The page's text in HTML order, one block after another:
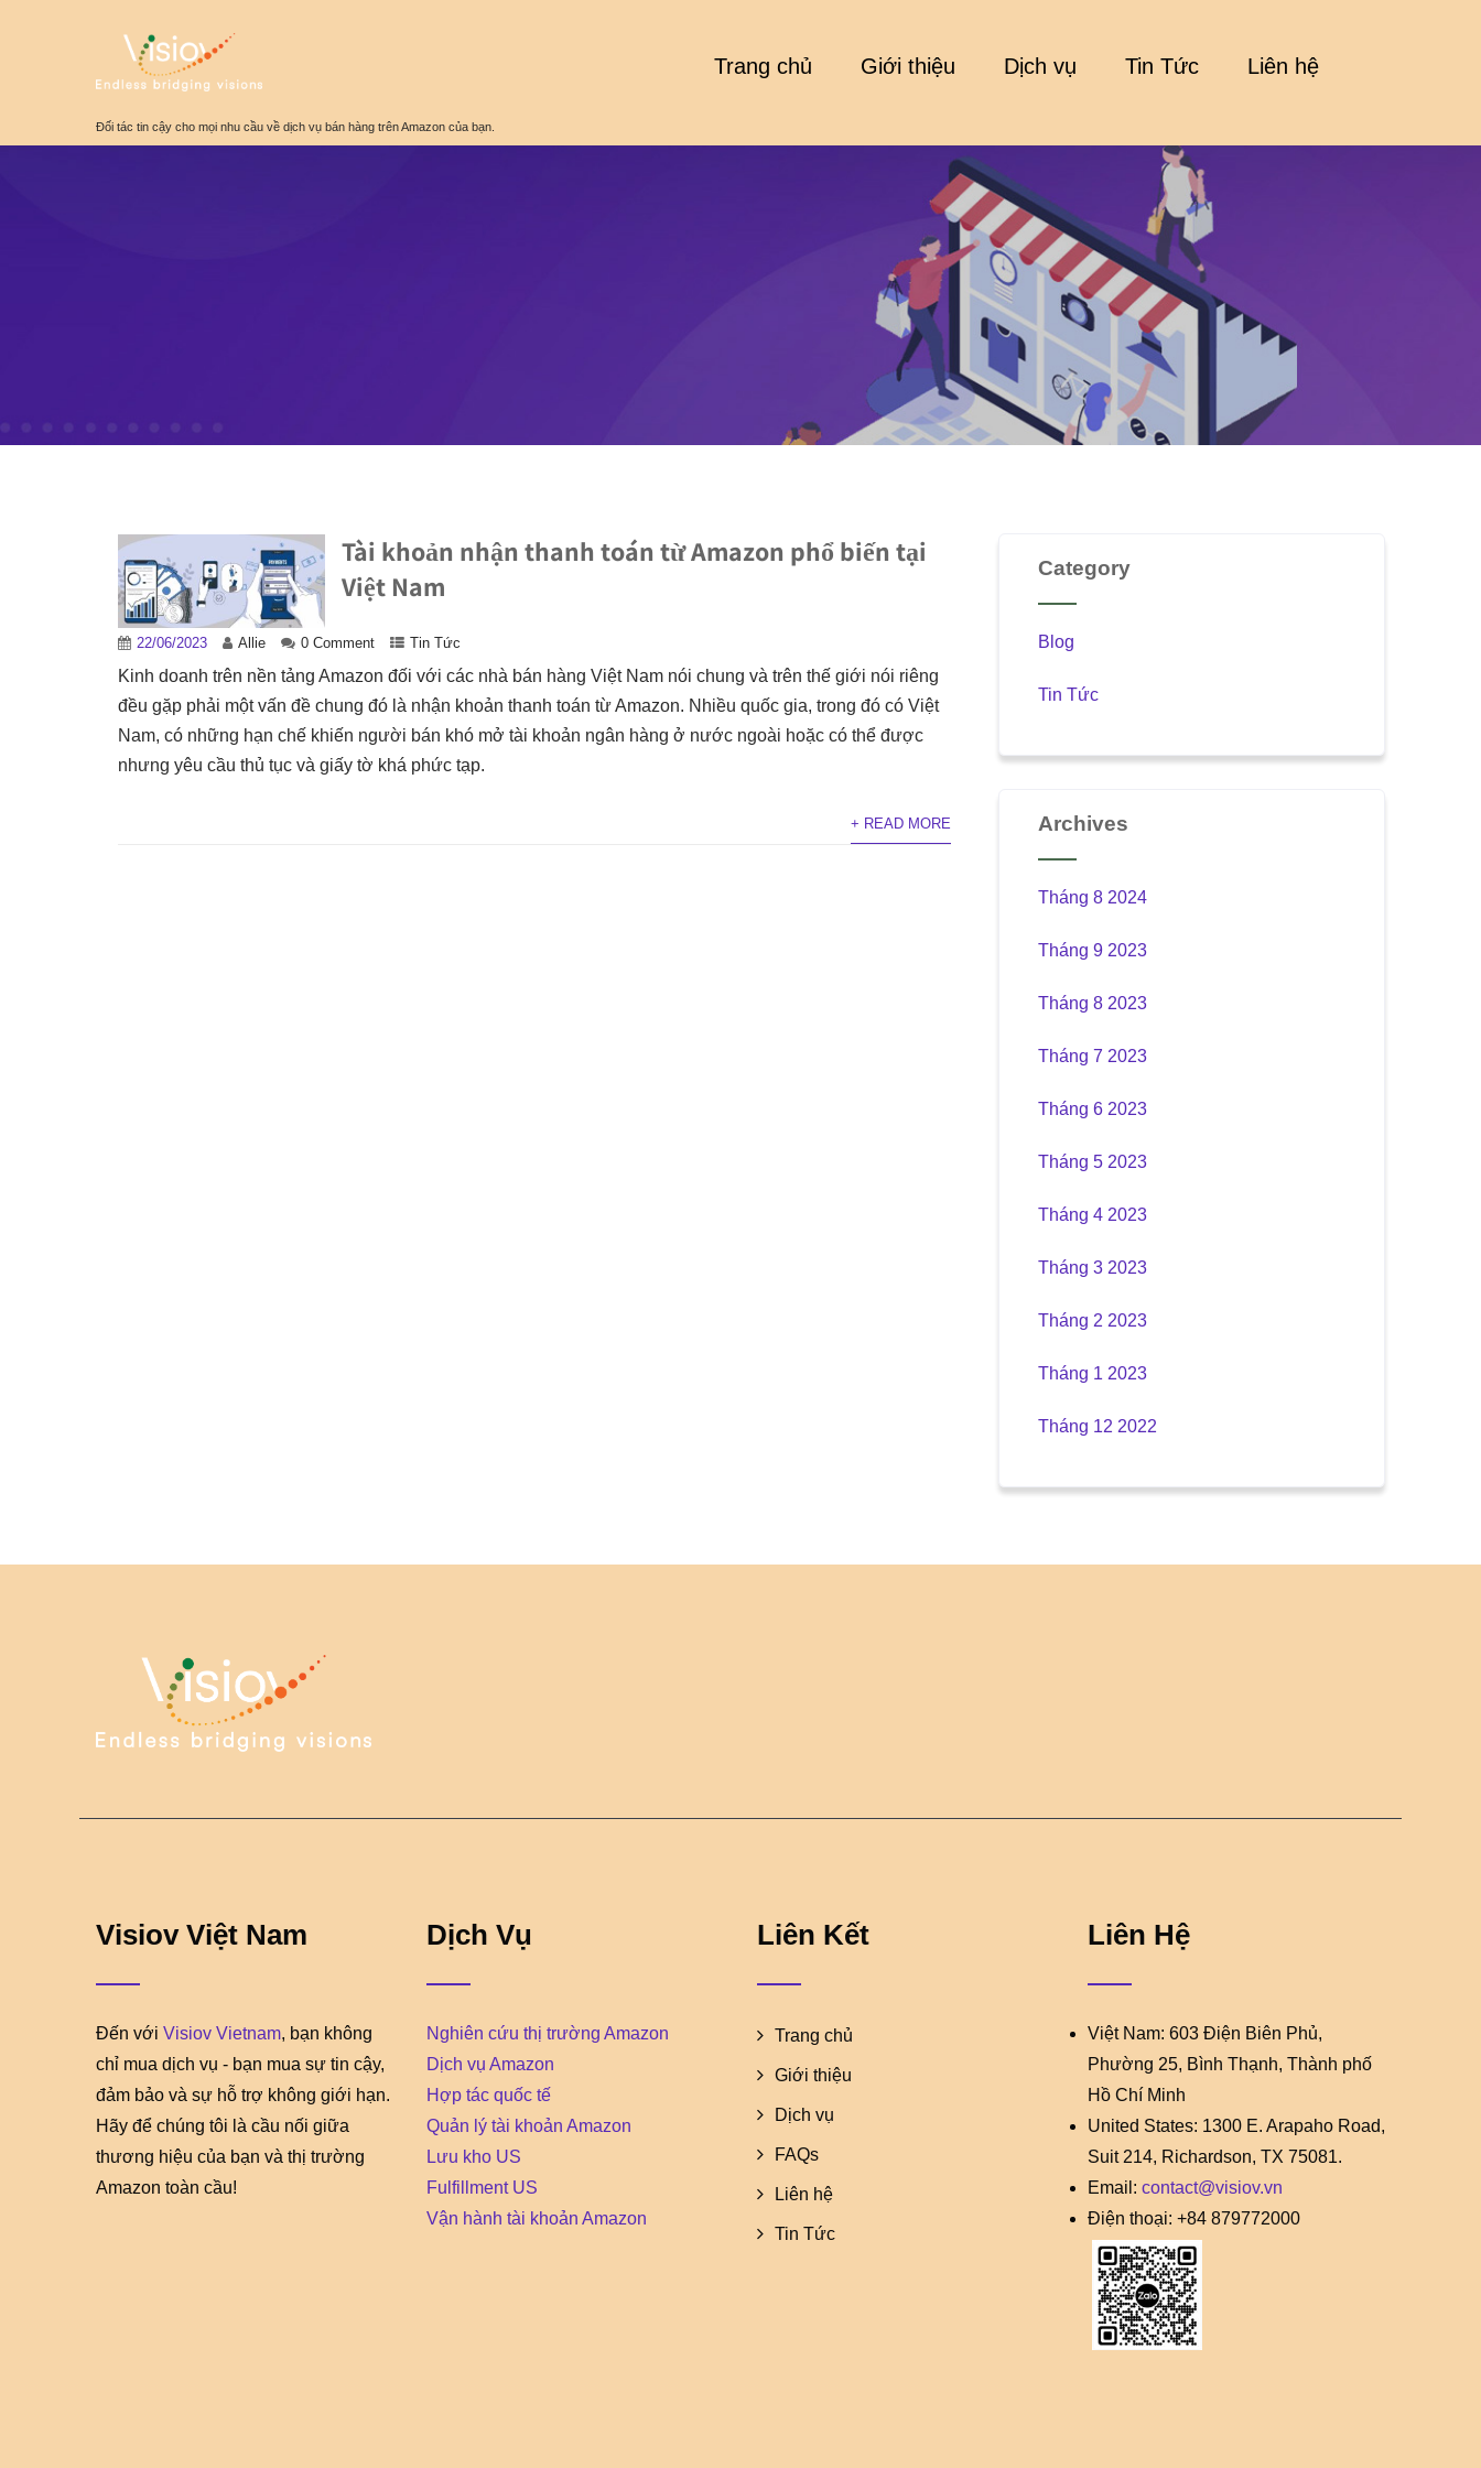
Đối tác tin cậy cho mọi nhu cầu về dịch vụ bán hàng trên Amazon của bạn.
Trang chủ Giới thiệu Dịch vụ Tin Tức Liên hệ
Tài khoản nhận thanh toán từ Amazon phổ biến tại
Việt Nam
22/06/2023 Allie 0 Comment Tin Tức
Kinh doanh trên nền tảng Amazon đối với các nhà bán hàng Việt Nam nói chung và trên thế giới nói riêng
đều gặp phải một vấn đề chung đó là nhận khoản thanh toán từ Amazon. Nhiều quốc gia, trong đó có Việt
Nam, có những hạn chế khiến người bán khó mở tài khoản ngân hàng ở nước ngoài hoặc có thể được
nhưng yêu cầu thủ tục và giấy tờ khá phức tạp.
+ READ MORE
Category
Blog
Tin Tức
Archives
Tháng 8 2024
Tháng 9 2023
Tháng 8 2023
Tháng 7 2023
Tháng 6 2023
Tháng 5 2023
Tháng 4 2023
Tháng 3 2023
Tháng 2 2023
Tháng 1 2023
Tháng 12 2022
Visiov Việt Nam
Đến với Visiov Vietnam, bạn không
chỉ mua dịch vụ - bạn mua sự tin cậy,
đảm bảo và sự hỗ trợ không giới hạn.
Hãy để chúng tôi là cầu nối giữa
thương hiệu của bạn và thị trường
Amazon toàn cầu!
Dịch Vụ
Nghiên cứu thị trường Amazon
Dịch vụ Amazon
Hợp tác quốc tế
Quản lý tài khoản Amazon
Lưu kho US
Fulfillment US
Vận hành tài khoản Amazon
Liên Kết
Trang chủ
Giới thiệu
Dịch vụ
FAQs
Liên hệ
Tin Tức
Liên Hệ
Việt Nam: 603 Điện Biên Phủ,
Phường 25, Bình Thạnh, Thành phố
Hồ Chí Minh
United States: 1300 E. Arapaho Road,
Suit 214, Richardson, TX 75081.
Email: contact@visiov.vn
Điện thoại: +84 879772000